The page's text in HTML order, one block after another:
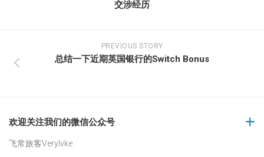
交涉经历
PREVIOUS STORY
总结一下近期英国银行的Switch Bonus
欢迎关注我们的微信公众号
飞常旅客Verylvke